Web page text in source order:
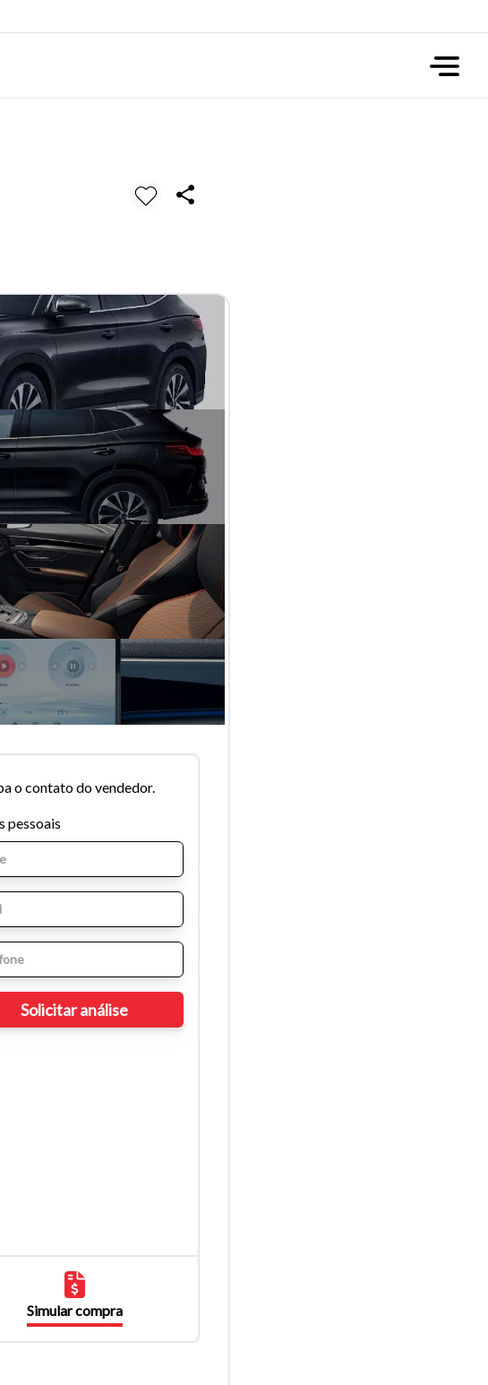
o contato do vendedor.
pessoais
Simular compra